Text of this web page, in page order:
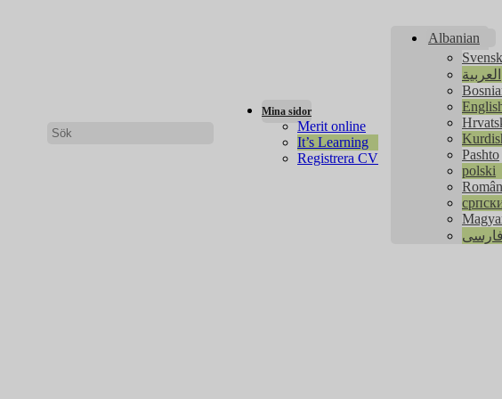
Mina sidor
Merit online
It’s Learning
Registrera CV
Albanian
العربية
Pashto
polski